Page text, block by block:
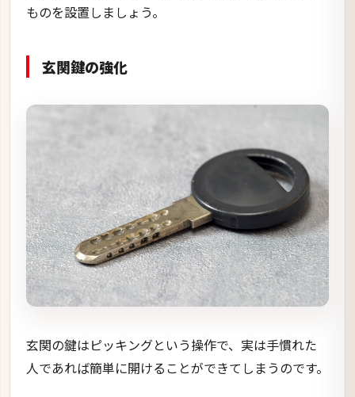
ものを設置しましょう。
玄関鍵の強化
玄関の鍵はピッキングという操作で、実は手慣れた
人であれば簡単に開けることができてしまうのです。